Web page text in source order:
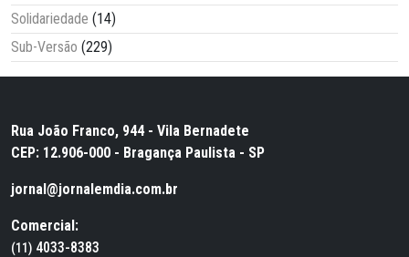
Solidariedade (14)
Sub-Versão (229)
Rua João Franco, 944 - Vila Bernadete
CEP: 12.906-000 - Bragança Paulista - SP
jornal@jornalemdia.com.br
Comercial:
(11) 4033-8383